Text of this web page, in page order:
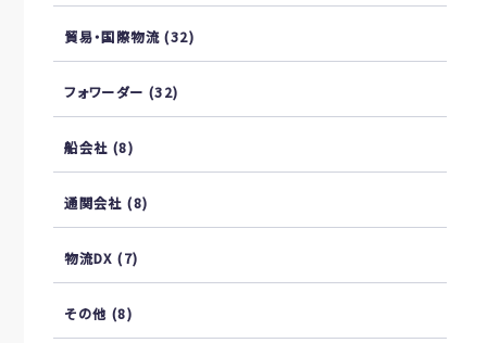
貿易・国際物流 (32)
フォワーダー (32)
船会社 (8)
通関会社 (8)
物流DX (7)
その他 (8)